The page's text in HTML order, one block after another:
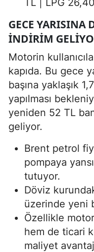
GECE YARISINA
İNDIRIM
Motorin
kapıda. Bu gece
başına yaklaşık
yapılması
yeniden 52 TL
geliyor.
Brent petrol
pompaya
tutuyor.
Döviz
üzerinde yeni
Özellikle
hem de ticari
maliyet